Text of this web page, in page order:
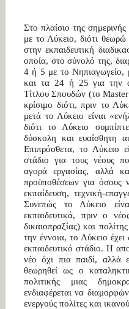
Στο πλαίσιο της
με το Λύκειο, διότι θεωρώ
στην εκπαιδευτική
οποία, στο σύνολό της,
4 ή 5 με το Νηπιαγωγείο,
και τα 24 ή 25 για την
Τίτλου Σπουδών (το
κρίσιμο διότι, πριν το
μετά το Λύκειο είναι
διότι το Λύκειο
δύσκολη και ευαίσθητη
Επιπρόσθετα, το Λύκειο
στάδιο για τους νέους
αγορά εργασίας, αλλά
προϋποθέσεων για όσους
εκπαίδευση, τεχνική-
Συνεπώς το Λύκειο
εκπαιδευτικά, πριν ο
δικαιοπραξίας) και
την έννοια, το Λύκειο έχει
εκπαιδευτικό στάδιο. Η
νέο όχι πια παιδί, αλλά
θεωρηθεί ως ο
πολιτικής μιας
ενδιαφέρεται να
ενεργούς πολίτες και